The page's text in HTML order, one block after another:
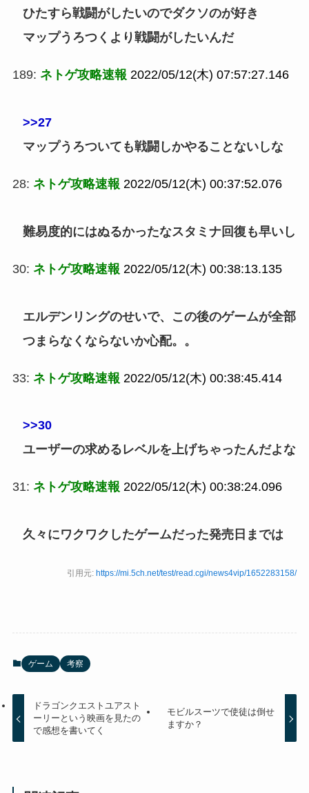
ひたすら戦闘がしたいのでダクソのが好き
マップうろつくより戦闘がしたいんだ
189: ネトゲ攻略速報 2022/05/12(木) 07:57:27.146
>>27
マップうろついても戦闘しかやることないしな
28: ネトゲ攻略速報 2022/05/12(木) 00:37:52.076
難易度的にはぬるかったなスタミナ回復も早いし
30: ネトゲ攻略速報 2022/05/12(木) 00:38:13.135
エルデンリングのせいで、この後のゲームが全部
つまらなくならないか心配。。
33: ネトゲ攻略速報 2022/05/12(木) 00:38:45.414
>>30
ユーザーの求めるレベルを上げちゃったんだよな
31: ネトゲ攻略速報 2022/05/12(木) 00:38:24.096
久々にワクワクしたゲームだった発売日までは
引用元: https://mi.5ch.net/test/read.cgi/news4vip/1652283158/
ゲーム 考察
ドラゴンクエストユアスト
ーリーという映画を見たの
で感想を書いてく
モビルスーツで使徒は倒せ
ますか？